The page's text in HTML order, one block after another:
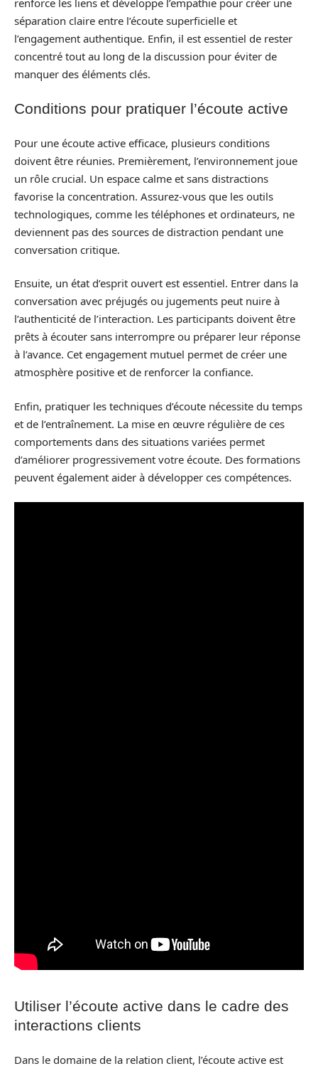
séparation claire entre l’écoute superficielle et
l’engagement authentique. Enfin, il est essentiel de rester
concentré tout au long de la discussion pour éviter de
manquer des éléments clés.
Conditions pour pratiquer l’écoute active
Pour une écoute active efficace, plusieurs conditions
doivent être réunies. Premièrement, l’environnement joue
un rôle crucial. Un espace calme et sans distractions
favorise la concentration. Assurez-vous que les outils
technologiques, comme les téléphones et ordinateurs, ne
deviennent pas des sources de distraction pendant une
conversation critique.
Ensuite, un état d’esprit ouvert est essentiel. Entrer dans la
conversation avec préjugés ou jugements peut nuire à
l’authenticité de l’interaction. Les participants doivent être
prêts à écouter sans interrompre ou préparer leur réponse
à l’avance. Cet engagement mutuel permet de créer une
atmosphère positive et de renforcer la confiance.
Enfin, pratiquer les techniques d’écoute nécessite du temps
et de l’entraînement. La mise en œuvre régulière de ces
comportements dans des situations variées permet
d’améliorer progressivement votre écoute. Des formations
peuvent également aider à développer ces compétences.
Utiliser l’écoute active dans le cadre des
interactions clients
Dans le domaine de la relation client, l’écoute active est